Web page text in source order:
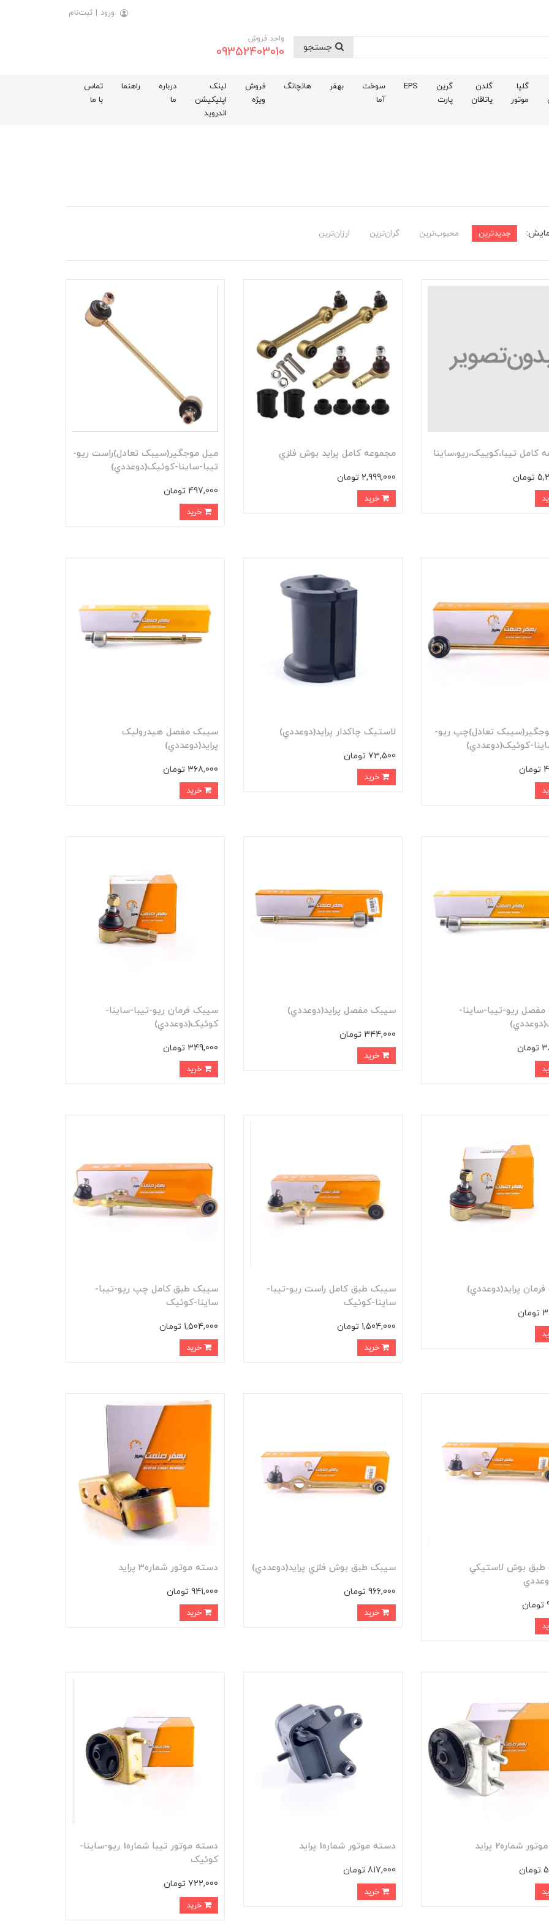
ورود | ثبت‌نام
واحد فروش
09352403010
گلپا
موتور
گلدن
یاتاقان
گرین
پارت
EPS
سوخت
آما
بهفر هانچانگ
فروش
ویژه
لینک
اپلیکیشن
اندروید
درباره
ما
راهنما
تماس
با ما
جدیدترین محبوب‌ترین گران‌ترین ارزان‌ترین
کامل تيبا،کوييک،ريو،ساينا مجموعه کامل پرايد بوش فلزي
2,999,000 تومان
خرید
ميل موجگير(سيبک تعادل)راست ريو-
تيبا-ساينا-کوئيک(دوعددي)
497,000 تومان
خرید
تعادل)چپ ريو-
کوئيک(دوعددي)
لاستيک چاکدار پرايد(دوعددي)
73,500 تومان
خرید
سيبک مفصل هيدروليک
پرايد(دوعددي)
368,000 تومان
خرید
ريو-تيبا-ساينا-
سيبک مفصل پرايد(دوعددي)
344,000 تومان
خرید
سيبک فرمان ريو-تيبا-ساينا-
کوئيک(دوعددي)
349,000 تومان
خرید
پرايد(دوعددي)
سيبک طبق کامل راست ريو-تيبا-
ساينا-کوئيک
1,504,000 تومان
خرید
سيبک طبق کامل چپ ريو-تيبا-
ساينا-کوئيک
1,504,000 تومان
خرید
بوش لاستيکي
سيبک طبق بوش فلزي پرايد(دوعددي)
966,000 تومان
خرید
دسته موتور شماره3 پرايد
941,000 تومان
خرید
شماره2 پرايد دسته موتور شماره1 پرايد
817,000 تومان
خرید
دسته موتور تيبا شماره1 ريو-ساينا-
کوئيک
722,000 تومان
خرید